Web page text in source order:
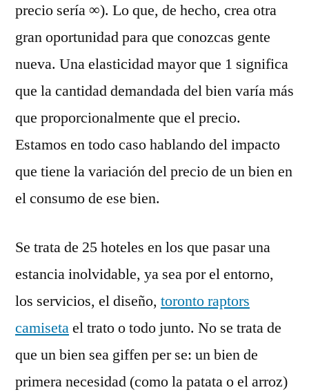
precio sería ∞). Lo que, de hecho, crea otra
gran oportunidad para que conozcas gente
nueva. Una elasticidad mayor que 1 significa
que la cantidad demandada del bien varía más
que proporcionalmente que el precio.
Estamos en todo caso hablando del impacto
que tiene la variación del precio de un bien en
el consumo de ese bien.
Se trata de 25 hoteles en los que pasar una
estancia inolvidable, ya sea por el entorno,
los servicios, el diseño, toronto raptors
camisetael trato o todo junto. No se trata de
que un bien sea giffen per se: un bien de
primera necesidad (como la patata o el arroz)